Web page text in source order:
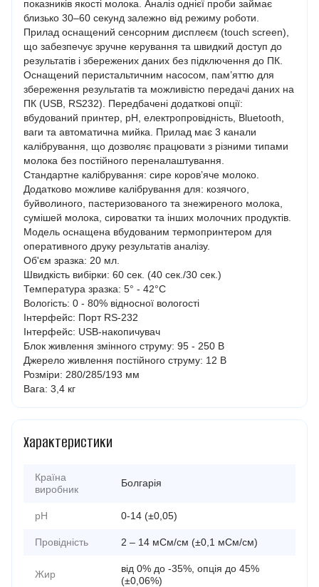
показників якості молока. Аналіз однієї проби займає
близько 30–60 секунд залежно від режиму роботи.
Прилад оснащений сенсорним дисплеєм (touch screen),
що забезпечує зручне керування та швидкий доступ до
результатів і збережених даних без підключення до ПК.
Оснащений перистальтичним насосом, пам’яттю для
збереження результатів та можливістю передачі даних на
ПК (USB, RS232). Передбачені додаткові опції:
вбудований принтер, pH, електропровідність, Bluetooth,
ваги та автоматична мийка. Прилад має 3 канали
калібрування, що дозволяє працювати з різними типами
молока без постійного переналаштування.
Стандартне калібрування: сире коров’яче молоко.
Додатково можливе калібрування для: козячого,
буйволиного, пастеризованого та знежиреного молока,
сумішей молока, сироватки та інших молочних продуктів.
Модель оснащена вбудованим термопринтером для
оперативного друку результатів аналізу.
Об'єм зразка: 20 мл.
Швидкість вибірки: 60 сек. (40 сек./30 сек.)
Температура зразка: 5° - 42°C
Вологість: 0 - 80% відносної вологості
Інтерфейс: Порт RS-232
Інтерфейс: USB-накопичувач
Блок живлення змінного струму: 95 - 250 В
Джерело живлення постійного струму: 12 В
Розміри: 280/285/193 мм
Вага: 3,4 кг
Характеристики
Країна
виробник
Болгарія
pH 0-14 (±0,05)
Провідність 2 – 14 мСм/см (±0,1 мСм/см)
Жир
від 0% до -35%, опція до 45%
(±0,06%)